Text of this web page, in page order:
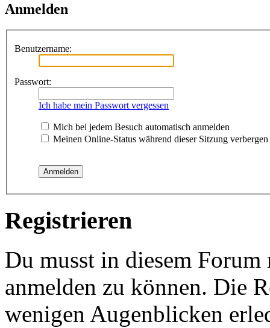
Anmelden
Benutzername:
Passwort:
Ich habe mein Passwort vergessen
Mich bei jedem Besuch automatisch anmelden
Meinen Online-Status während dieser Sitzung verbergen
Registrieren
Du musst in diesem
anmelden zu können. Die
wenigen Augenblicken